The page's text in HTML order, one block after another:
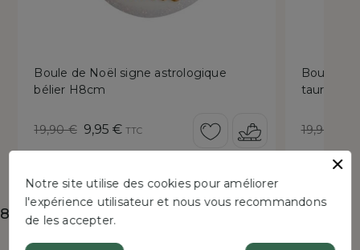
Boule de Noël signe astrologique
bélier H8cm
Prix
19,90 € Prix
réduit
9,95 € TTC
Boule de
taureau
Prix
19,90 €
8 autres produits dans la même catégorie :
Notre site utilise des cookies pour améliorer
l'expérience utilisateur et nous vous recommandons
de les accepter.